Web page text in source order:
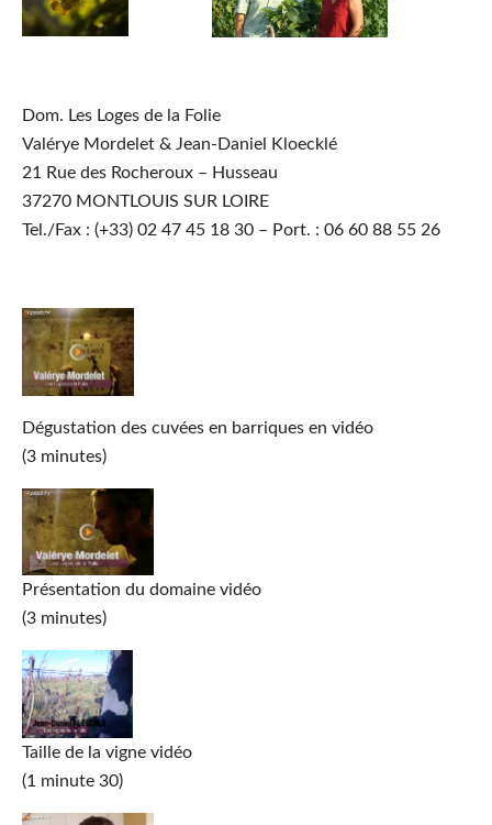
Dom. Les Loges de la Folie
Valérye Mordelet & Jean-Daniel Kloecklé
21 Rue des Rocheroux – Husseau
37270 MONTLOUIS SUR LOIRE
Tel./Fax : (+33) 02 47 45 18 30 – Port. : 06 60 88 55 26
Dégustation des cuvées en barriques en vidéo
(3 minutes)
Présentation du domaine vidéo
(3 minutes)
Taille de la vigne vidéo
(1 minute 30)